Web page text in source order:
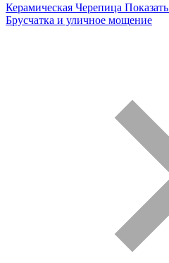
Керамическая Черепица
Брусчатка и уличное мощение